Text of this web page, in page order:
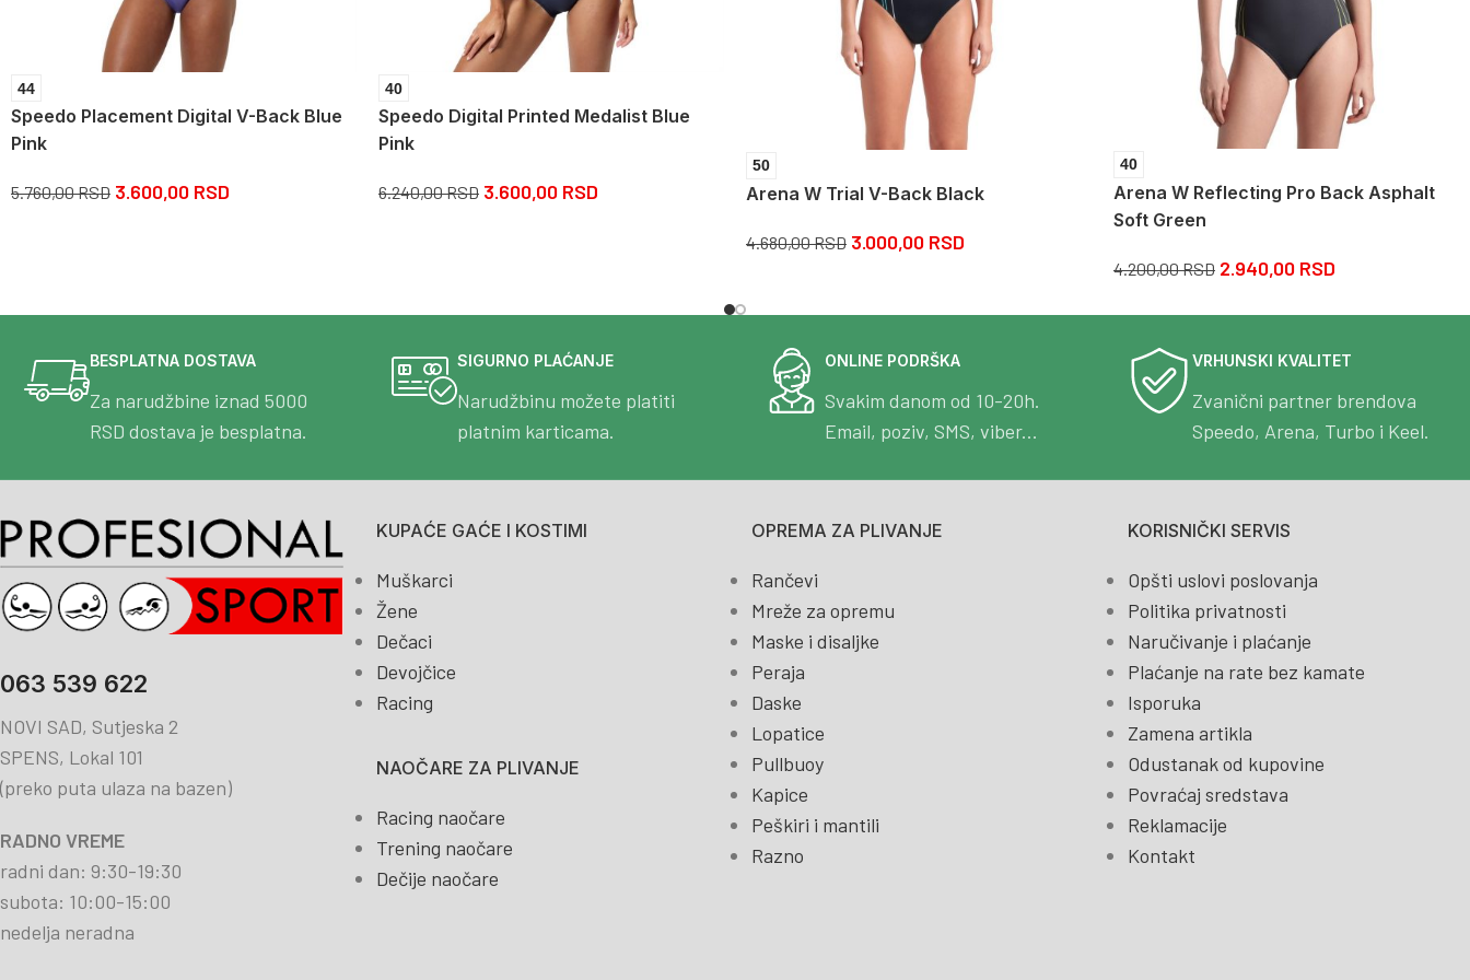
44
Speedo Placement Digital V-Back Blue
Pink
5.760,00RSD 3.600,00 RSD
40
Speedo Digital Printed Medalist Blue
Pink
6.240,00RSD 3.600,00 RSD
50
Arena W Trial V-Back Black
4.680,00RSD 3.000,00 RSD
40
Arena W Reflecting Pro Back Asphalt
Soft Green
4.200,00RSD 2.940,00 RSD
BESPLATNA DOSTAVA
Za narudžbine iznad 5000
RSD dostava je besplatna.
SIGURNO PLAĆANJE
Narudžbinu možete platiti
platnim karticama.
ONLINE PODRŠKA
Svakim danom od 10-20h.
Email, poziv, SMS, viber...
VRHUNSKI KVALITET
Zvanični partner brendova
Speedo, Arena, Turbo i Keel.
063 539 622
NOVI SAD, Sutjeska 2
SPENS, Lokal 101
(preko puta ulaza na bazen)
RADNO VREME
radni dan: 9:30-19:30
subota: 10:00-15:00
nedelja neradna
KUPAĆE GAĆE I KOSTIMI
Muškarci
Žene
Dečaci
Devojčice
Racing
NAOČARE ZA PLIVANJE
Racing naočare
Trening naočare
Dečije naočare
OPREMA ZA PLIVANJE
Rančevi
Mreže za opremu
Maske i disaljke
Peraja
Daske
Lopatice
Pullbuoy
Kapice
Peškiri i mantili
Razno
KORISNIČKI SERVIS
Opšti uslovi poslovanja
Politika privatnosti
Naručivanje i plaćanje
Plaćanje na rate bez kamate
Isporuka
Zamena artikla
Odustanak od kupovine
Povraćaj sredstava
Reklamacije
Kontakt